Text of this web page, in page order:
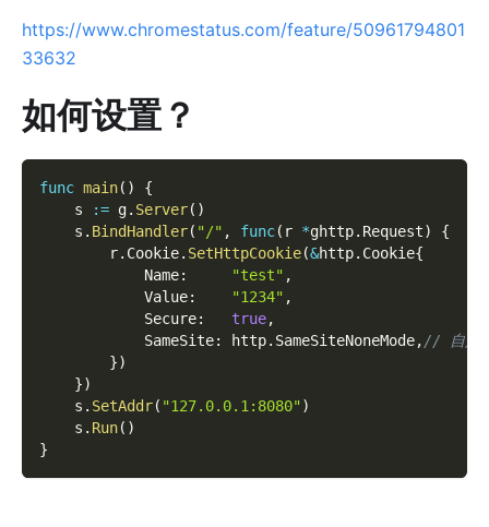
https://www.chromestatus.com/feature/50961794801
33632
如何设置？
func main( )
{
    s
:= g. Server( )
    s
. BindHandler( "/" , func( r *ghttp. Request)
{
        r
. Cookie. SetHttpCookie(&http. Cookie{
            Name
: "test" ,
            Value
: "1234" ,
            Secure
: true,
            SameSite
: http. SameSiteNoneMode,// 自定
})
})
    s
. SetAddr( "127.0.0.1:8080")
    s
. Run( )
}